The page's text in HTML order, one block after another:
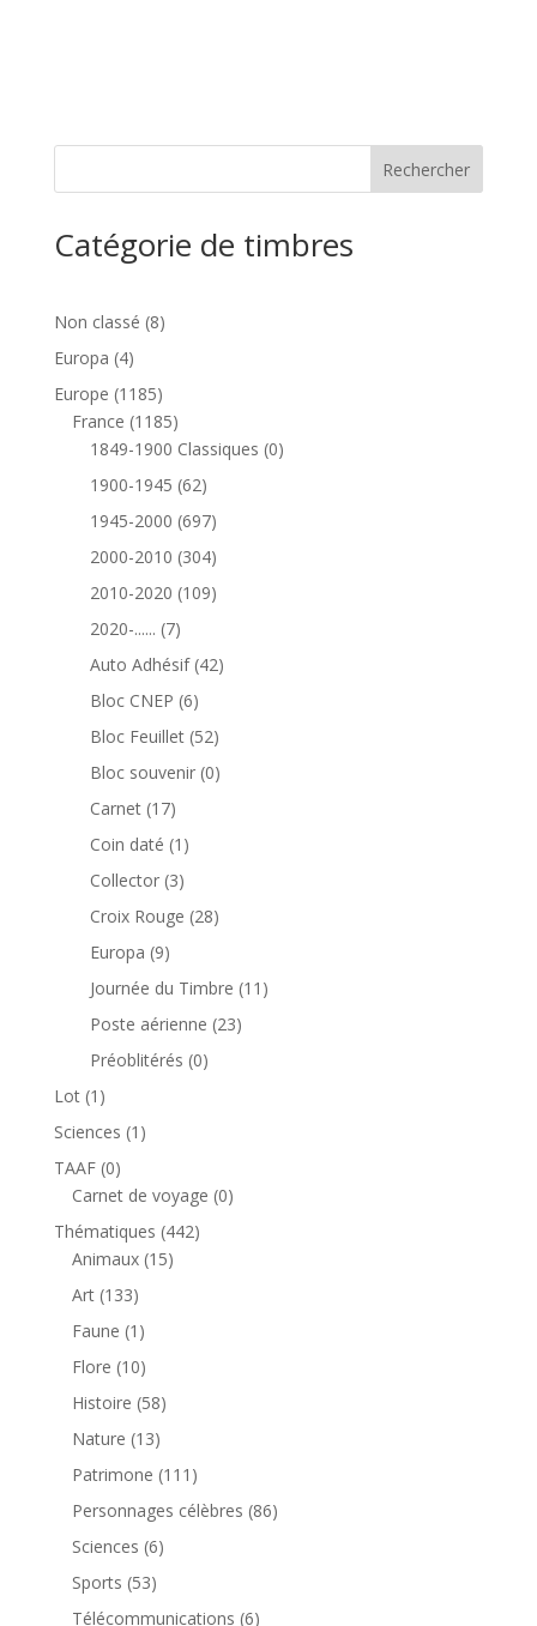
Catégorie de timbres
Non classé 88
Europa 44
produits
Europe 11851185
produits
France 11851185
produits
1849-1900 Classiques 00
1900-1945 6262
produits
1945-2000 697697
produits
2000-2010 304304
produits
2010-2020 109109
2020-...... 77
produits
Auto Adhésif 4242
Bloc CNEP 66
produits
Bloc Feuillet 5252
produits
Bloc souvenir 00
Carnet 1717
produits
Coin daté 1 1
produit
Collector 33
produits
Croix Rouge 2828
Europa 99
produits
Journée du Timbre 11 11
Poste aérienne 2323
Préoblitérés 00
Lot 1 1
produit
Sciences 1 1
TAAF 00
produit
Carnet de voyage 00
Thématiques 442442
Animaux 1515
Art 133133
produits
Faune 1 1
produit
Flore 1010
produits
Histoire 5858
Nature 1313
produits
Patrimone 111 111
produits
Personnages célèbres 8686
Sciences 66
Sports 5353
produits
Télécommunications 66